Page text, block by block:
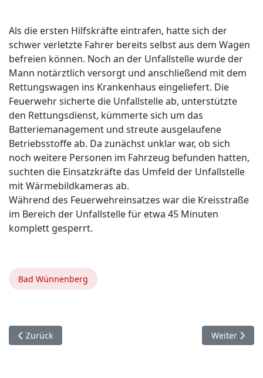
Als die ersten Hilfskräfte eintrafen, hatte sich der
schwer verletzte Fahrer bereits selbst aus dem Wagen
befreien können. Noch an der Unfallstelle wurde der
Mann notärztlich versorgt und anschließend mit dem
Rettungswagen ins Krankenhaus eingeliefert. Die
Feuerwehr sicherte die Unfallstelle ab, unterstützte
den Rettungsdienst, kümmerte sich um das
Batteriemanagement und streute ausgelaufene
Betriebsstoffe ab. Da zunächst unklar war, ob sich
noch weitere Personen im Fahrzeug befunden hatten,
suchten die Einsatzkräfte das Umfeld der Unfallstelle
mit Wärmebildkameras ab.
Während des Feuerwehreinsatzes war die Kreisstraße
im Bereich der Unfallstelle für etwa 45 Minuten
komplett gesperrt.
Bad Wünnenberg
Vorheriger Beitrag: 7. Februar. Delbrück Westenholz.
Zurück Nächster
Weiter